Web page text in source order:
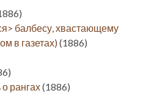
балбесу, хвастающему
в газетах)(1886)
рангах(1886)